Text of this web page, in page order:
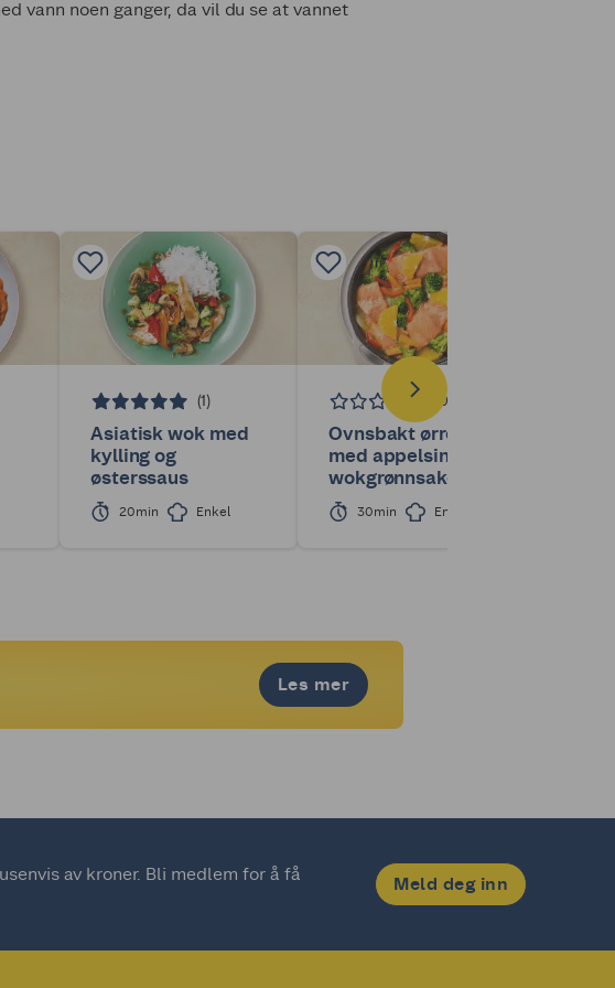
vann noen ganger, da vil du se at vannet
(1)
Asiatisk wok med
kylling og
østerssaus
20min Enkel
(0)
Ovnsbakt ørret
med appelsin og
wokgrønnsaker
30min Enkel
Les mer
av kroner. Bli medlem for å få
Meld deg inn